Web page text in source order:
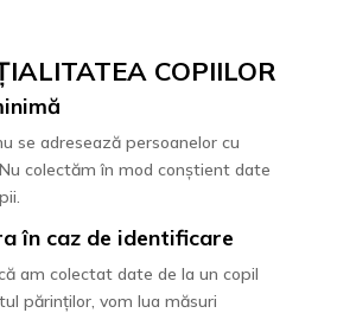
COPIILOR
se adresează persoanelor cu
colectăm în mod conștient date
în caz de identificare
am colectat date de la un copil
părinților, vom lua măsuri